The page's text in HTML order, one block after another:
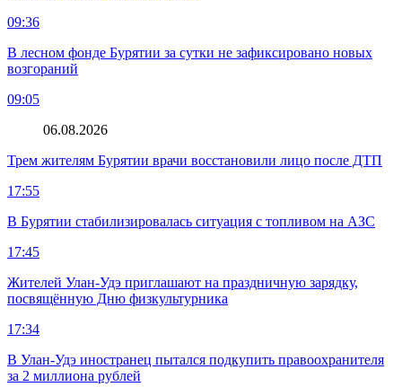
09:36
В лесном фонде Бурятии за сутки не зафиксировано новых
возгораний
09:05
06.08.2026
Трем жителям Бурятии врачи восстановили лицо после ДТП
17:55
В Бурятии стабилизировалась ситуация с топливом на АЗС
17:45
Жителей Улан-Удэ приглашают на праздничную зарядку,
посвящённую Дню физкультурника
17:34
В Улан-Удэ иностранец пытался подкупить правоохранителя
за 2 миллиона рублей